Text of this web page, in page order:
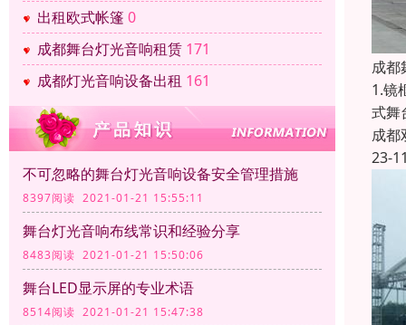
出租欧式帐篷 0
成都舞台灯光音响租赁 171
成都灯光音响设备出租 161
不可忽略的舞台灯光音响设备安全管理措施
8397阅读 2021-01-21 15:55:11
舞台灯光音响布线常识和经验分享
8483阅读 2021-01-21 15:50:06
舞台LED显示屏的专业术语
8514阅读 2021-01-21 15:47:38
成都
1.镜
式舞
成都
23-